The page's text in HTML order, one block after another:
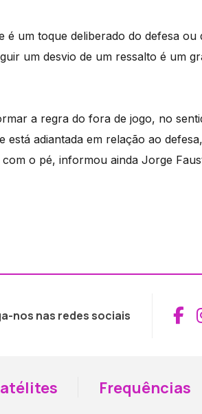
é um toque deliberado do defesa ou
um desvio de um ressalto é um
a regra do fora de jogo, no
adiantada em relação ao
o pé, informou ainda Jorge
nos nas redes sociais
Frequências